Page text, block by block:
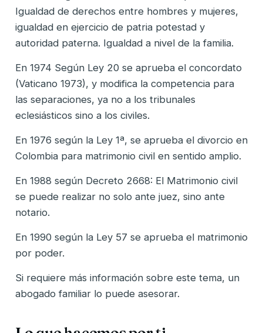
Igualdad de derechos entre hombres y mujeres,
igualdad en ejercicio de patria potestad y
autoridad paterna. Igualdad a nivel de la familia.
En 1974 Según Ley 20 se aprueba el concordato
(Vaticano 1973), y modifica la competencia para
las separaciones, ya no a los tribunales
eclesiásticos sino a los civiles.
En 1976 según la Ley 1ª, se aprueba el divorcio en
Colombia para matrimonio civil en sentido amplio.
En 1988 según Decreto 2668: El Matrimonio civil
se puede realizar no solo ante juez, sino ante
notario.
En 1990 según la Ley 57 se aprueba el matrimonio
por poder.
Si requiere más información sobre este tema, un
abogado familiar lo puede asesorar.